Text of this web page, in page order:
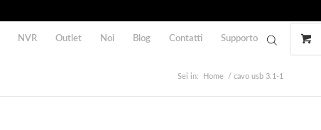
NVR Outlet Noi Blog Contatti Supporto
Sei in: Home / cavo usb 3.1-1